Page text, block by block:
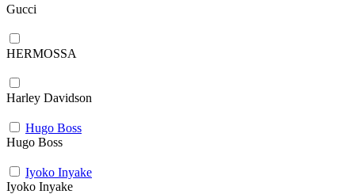
Gucci
HERMOSSA
Harley Davidson
Hugo Boss
Hugo Boss
Iyoko Inyake
Iyoko Inyake